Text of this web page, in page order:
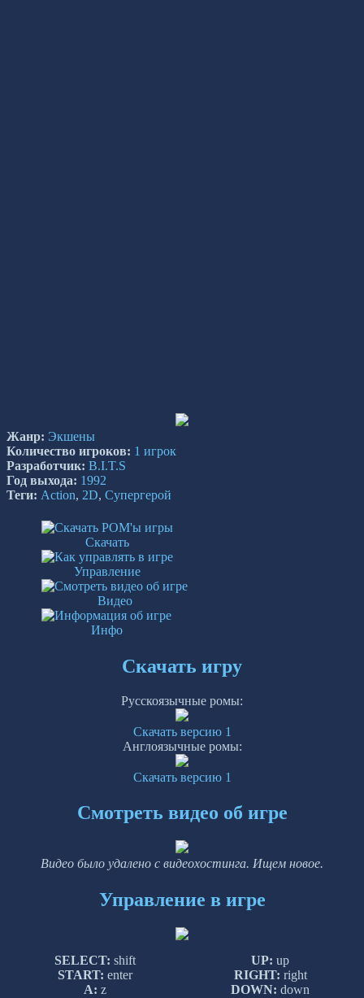
Жанр: Экшены
Количество игроков: 1 игрок
Разработчик: B.I.T.S
Год выхода: 1992
Теги: Action, 2D, Супергерой
Скачать
Управление
Видео
Инфо
Скачать игру
Русскоязычные ромы:
Скачать версию 1
Англоязычные ромы:
Скачать версию 1
Смотреть видео об игре
Видео было удалено с видеохостинга. Ищем новое.
Управление в игре
SELECT: shift
START: enter
A: z
UP: up
RIGHT: right
DOWN: down